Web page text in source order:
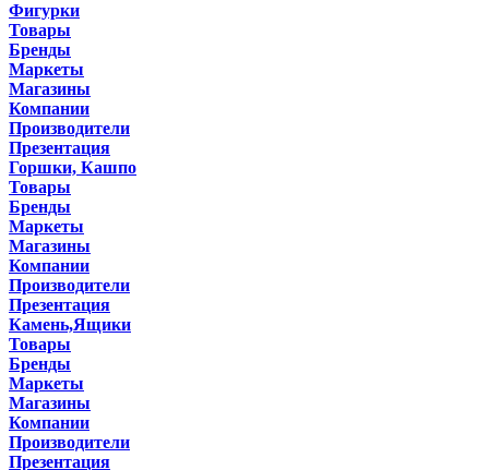
Фигурки
Товары
Бренды
Маркеты
Магазины
Компании
Производители
Презентация
Горшки, Кашпо
Товары
Бренды
Маркеты
Магазины
Компании
Производители
Презентация
Камень,Ящики
Товары
Бренды
Маркеты
Магазины
Компании
Производители
Презентация